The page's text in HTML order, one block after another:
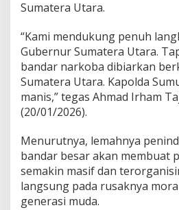
i
S
H
S
.
s
:
D
u
k
Sumatera Utara.
“Kami mendukung penuh
Gubernur Sumatera Utara.
bandar narkoba dibiarkan
Sumatera Utara. Kapolda
manis,” tegas Ahmad Irham
(20/01/2026).
Menurutnya, lemahnya
bandar besar akan membuat
semakin masif dan
langsung pada rusaknya
generasi muda.